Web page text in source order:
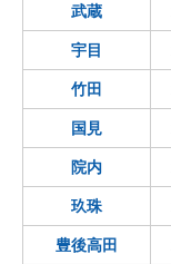
武蔵
宇目
竹田
国見
院内
玖珠
豊後高田